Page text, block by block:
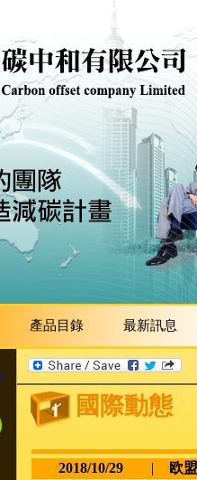
產品目錄 最新訊息
國際動態
2018/10/29 | 欧